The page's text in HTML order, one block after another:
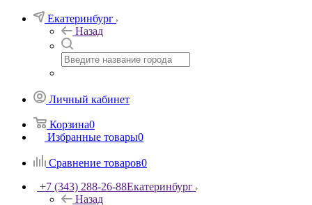
Екатеринбург
Назад
Личный кабинет
Корзина0
Избранные товары0
Сравнение товаров0
+7 (343) 288-26-88Екатеринбург
Назад